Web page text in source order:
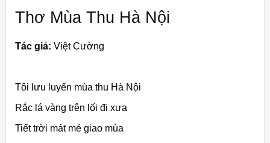
Thơ Mùa Thu Hà Nội
Tác giả: Việt Cường
Tôi lưu luyến mùa thu Hà Nội
Rắc lá vàng trên lối đi xưa
Tiết trời mát mẻ giao mùa